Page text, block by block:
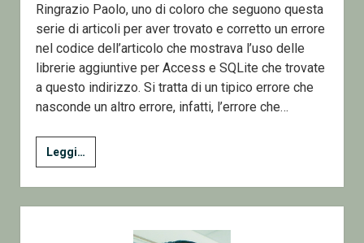
Ringrazio Paolo, uno di coloro che seguono questa
serie di articoli per aver trovato e corretto un errore
nel codice dell’articolo che mostrava l’uso delle
librerie aggiuntive per Access e SQLite che trovate
a questo indirizzo. Si tratta di un tipico errore che
nasconde un altro errore, infatti, l’errore che…
Leggi…
–
Lavorare
con